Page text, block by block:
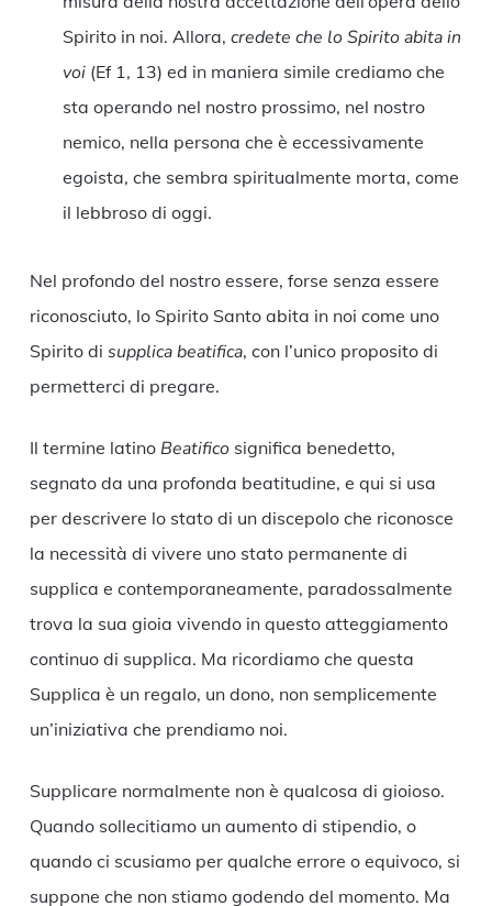
Spirito in noi. Allora, credete che lo Spirito abita in
voi(Ef 1, 13) ed in maniera simile crediamo che
sta operando nel nostro prossimo, nel nostro
nemico, nella persona che è eccessivamente
egoista, che sembra spiritualmente morta, come
il lebbroso di oggi.
Nel profondo del nostro essere, forse senza essere
riconosciuto, lo Spirito Santo abita in noi come uno
Spirito di supplica beatifica, con l’unico proposito di
permetterci di pregare.
Il termine latino Beatificosignifica benedetto,
segnato da una profonda beatitudine, e qui si usa
per descrivere lo stato di un discepolo che riconosce
la necessità di vivere uno stato permanente di
supplica e contemporaneamente, paradossalmente
trova la sua gioia vivendo in questo atteggiamento
continuo di supplica. Ma ricordiamo che questa
Supplica è un regalo, un dono, non semplicemente
un’iniziativa che prendiamo noi.
Supplicare normalmente non è qualcosa di gioioso.
Quando sollecitiamo un aumento di stipendio, o
quando ci scusiamo per qualche errore o equivoco, si
suppone che non stiamo godendo del momento. Ma